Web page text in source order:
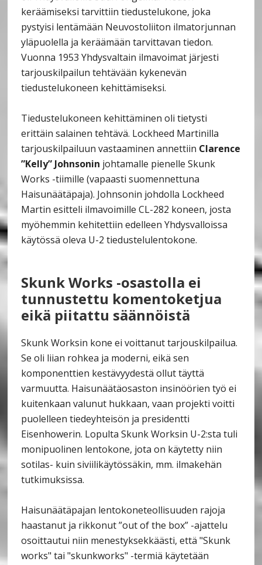
keräämiseksi tarvittiin tiedustelukone, joka
pystyisi lentämään Neuvostoliiton ilmatorjunnan
yläpuolella ja keräämään tarvittavan tiedon.
Vuonna 1953 Yhdysvaltain ilmavoimat järjesti
tarjouskilpailun tehtävään kykenevän
tiedustelukoneen kehittämiseksi.
Tiedustelukoneen kehittäminen oli tietysti
erittäin salainen tehtävä. Lockheed Martinilla
tarjouskilpailuun vastaaminen annettiin Clarence
”Kelly” Johnsonin johtamalle pienelle Skunk
Works -tiimille (vapaasti suomennettuna
Haisunäätäpaja). Johnsonin johdolla Lockheed
Martin esitteli ilmavoimille CL-282 koneen, josta
myöhemmin kehitettiin edelleen Yhdysvalloissa
käytössä oleva U-2 tiedustelulentokone.
Skunk Works -osastolla ei
tunnustettu komentoketjua
eikä piitattu säännöistä
Skunk Worksin kone ei voittanut tarjouskilpailua.
Se oli liian rohkea ja moderni, eikä sen
komponenttien kestävyydestä ollut täyttä
varmuutta. Haisunäätäosaston insinöörien työ ei
kuitenkaan valunut hukkaan, vaan projekti voitti
puolelleen tiedeyhteisön ja presidentti
Eisenhowerin. Lopulta Skunk Worksin U-2:sta tuli
monipuolinen lentokone, jota on käytetty niin
sotilas- kuin siviilikäytössäkin, mm. ilmakehän
tutkimuksissa.
Haisunäätäpajan lentokoneteollisuuden rajoja
haastanut ja rikkonut ”out of the box” -ajattelu
osoittautui niin menestyksekkäästi, että "Skunk
works" tai "skunkworks" -termiä käytetään